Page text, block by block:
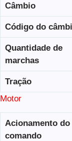
Câmbio
Código do
Quantidade de
marchas
Tração
Motor
Acionamento do
comando